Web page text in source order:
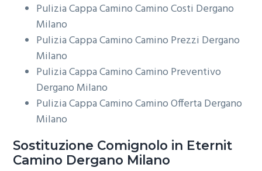
Pulizia Cappa Camino Camino Costi Dergano
Milano
Pulizia Cappa Camino Camino Prezzi Dergano
Milano
Pulizia Cappa Camino Camino Preventivo
Dergano Milano
Pulizia Cappa Camino Camino Offerta Dergano
Milano
Sostituzione Comignolo in Eternit
Camino Dergano Milano